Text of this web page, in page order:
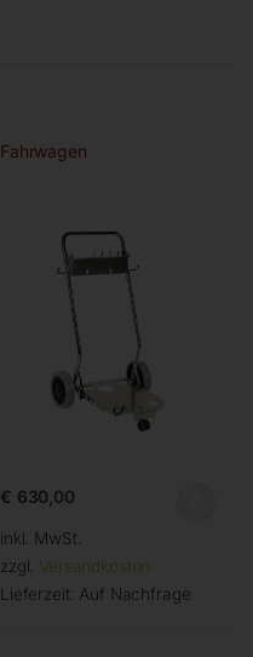
Fahrwagen
€ 630,00
inkl. MwSt.
zzgl. Versandkosten
Lieferzeit: Auf Nachfrage